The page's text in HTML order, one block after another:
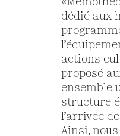
dédié aux
actions
proposé
ensemble
structure
l’arrivée
Ainsi,